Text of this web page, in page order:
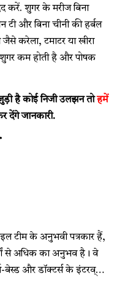
करें. शुगर के मरीज बिना
टी और बिना चीनी की हर्बल
करेला, टमाटर या खीरा
कम होती है और पोषक
है कोई निजी उलझन तोहमें
देंगे जानकारी.
टीम के अनुभवी पत्रकार हैं,
से अधिक का अनुभव है। वे
बेस्ड और डॉक्टर्स के इंटरव्…